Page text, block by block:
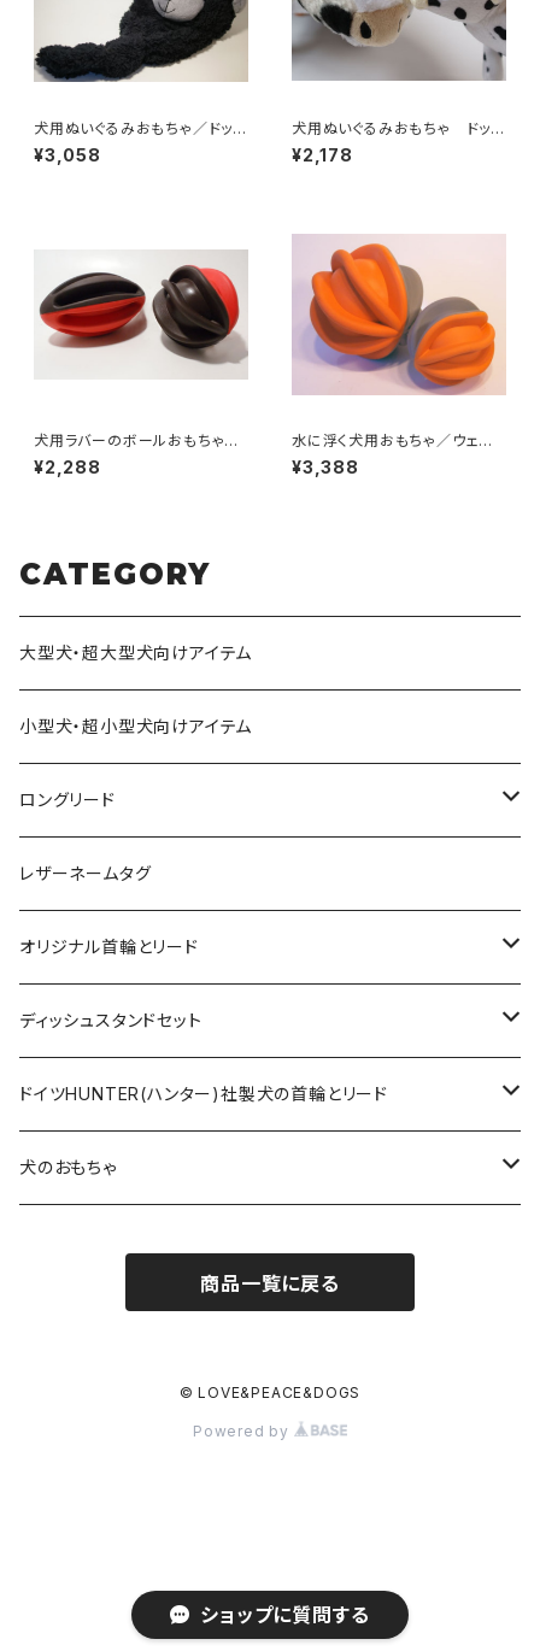
ショップに質問する
犬用ぬいぐるみおもちゃ／ドッグ
トイズ・スナグラーラム
¥3,058
犬用ぬいぐるみおもちゃ ドッグ
トイズ・カウ／赤ちゃん牛
¥2,178
犬用ラバーのボールおもちゃ／
ウィグワグボール
¥2,288
水に浮く犬用おもちゃ／ウェー
ビングボール
¥3,388
CATEGORY
大型犬・超大型犬向けアイテム
小型犬・超小型犬向けアイテム
ロングリード
オリジナル軽量ロングリード
オリジナルロングリード
レザーネームタグ
オリジナル首輪とリード
ロープとヌメ革の首輪とリード
ヌメ革の首輪とリード
アニリンレザーの首輪とリード
ディッシュスタンドセット
無垢の木とステンレスのディッシュスタンドセット
超小型犬〜中型犬サイズ
無垢の木と陶器のディッシュスタンドセット
大型犬〜超大型犬向けサイズ
ドイツHUNTER(ハンター)社製犬の首輪とリード
HUNTER(ハンター）社製首輪
HUNTER（ハンター）社製スリップリード
JOKKE（フィンランド・ヨッケ）製首輪
犬のおもちゃ
ボールのおもちゃ
商品一覧に戻る
© LOVE&PEACE&DOGS
Powered by